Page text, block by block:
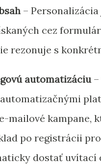
–
cez
rezonuje s
automatizáciu
mailové kampane,
po registrácii
dostať